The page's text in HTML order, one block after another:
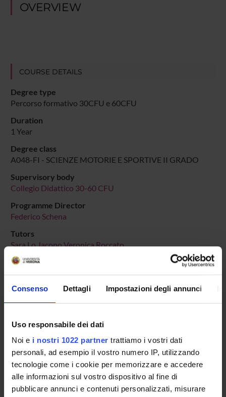
Consenso Dettagli Impostazioni degli annunci
Uso responsabile dei dati
Noi e i nostri 1022 partner trattiamo i vostri dati
personali, ad esempio il vostro numero IP, utilizzando
tecnologie come i cookie per memorizzare e accedere
alle informazioni sul vostro dispositivo al fine di
pubblicare annunci e contenuti personalizzati, misurare
OVERVIEW
COURSE DETAILS
Degree type
Percorso formativo 30CFU e 60CFU
Duration
1 Year
Degree class
A048-FI - SCIENZE MOTORIE E SPORTIVE II GRADO
Supervisory body
Collegio Didattico 30-60 CFU
Programme Director
Federico Schena
Tutors
Sara Lo JaconoVeronica Roccato
Location
VERONA
Main Department
Human Sciences
Humanities
Literature, Arts and Communication Studies